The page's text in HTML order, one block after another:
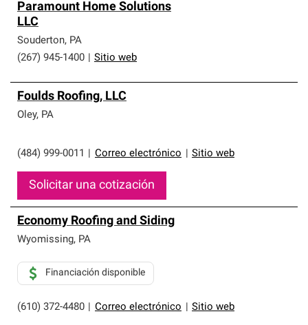
Paramount Home Solutions
LLC
Souderton, PA
(267) 945-1400
Sitio web
Foulds Roofing, LLC
Oley, PA
(484) 999-0011 Correo electrónico Sitio web
Solicitar una cotización
Economy Roofing and Siding
Wyomissing, PA
(610) 372-4480 Correo electrónico Sitio web
Financiación disponible